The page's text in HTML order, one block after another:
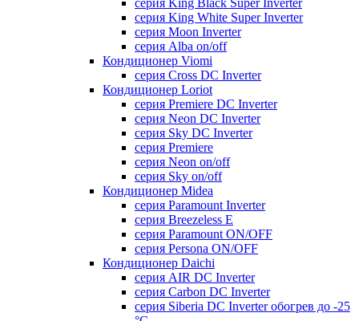
серия King Black Super Inverter
серия King White Super Inverter
серия Moon Inverter
серия Alba on/off
Кондиционер Viomi
серия Cross DC Inverter
Кондиционер Loriot
серия Premiere DC Inverter
серия Neon DC Inverter
серия Sky DC Inverter
серия Premiere
серия Neon on/off
серия Sky on/off
Кондиционер Midea
серия Paramount Inverter
серия Breezeless E
серия Paramount ON/OFF
серия Persona ON/OFF
Кондиционер Daichi
серия AIR DC Inverter
серия Carbon DC Inverter
серия Siberia DC Inverter обогрев до -25